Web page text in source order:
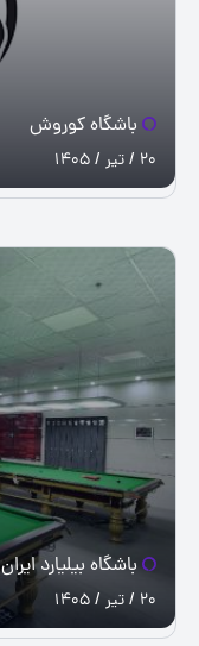
باشگاه کوروش
20 / تیر / 1405
باشگاه بیلیارد ایران
20 / تیر / 1405